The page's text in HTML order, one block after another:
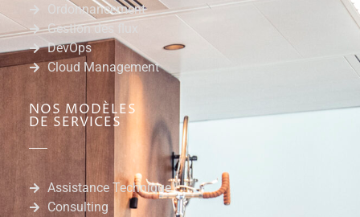
Ordonnancement
Gestion des flux
DevOps
Cloud Management
NOS MODÈLES
DE SERVICES
Assistance Technique
Consulting